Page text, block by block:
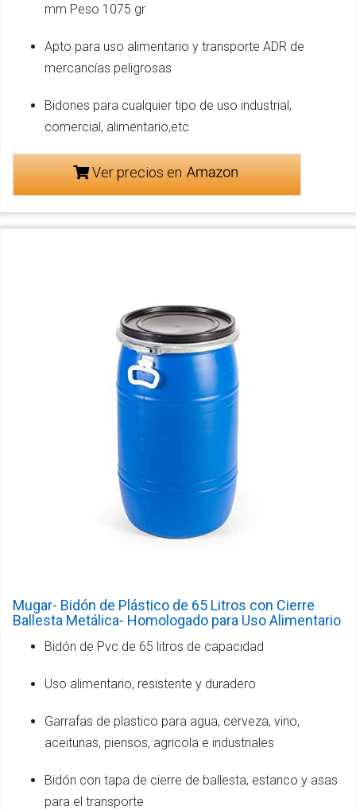
mm Peso 1075 gr.
Apto para uso alimentario y transporte ADR de
mercancías peligrosas
Bidones para cualquier tipo de uso industrial,
comercial, alimentario,etc
Ver precios en
Mugar- Bidón de Plástico de 65 Litros con Cierre
Ballesta Metálica- Homologado para Uso Alimentario
Bidón de Pvc de 65 litros de capacidad
Uso alimentario, resistente y duradero
Garrafas de plastico para agua, cerveza, vino,
aceitunas, piensos, agricola e industriales
Bidón con tapa de cierre de ballesta, estanco y asas
para el transporte